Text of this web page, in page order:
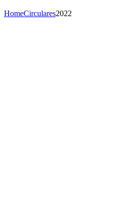
HomeCirculares2022